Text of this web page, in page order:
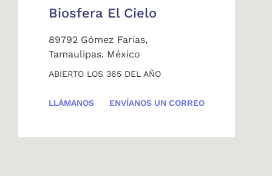
Biosfera El Cielo
89792 Gómez Farías,
Tamaulipas. México
ABIERTO LOS 365 DEL AÑO
LLÁMANOS ENVÍANOS UN CORREO